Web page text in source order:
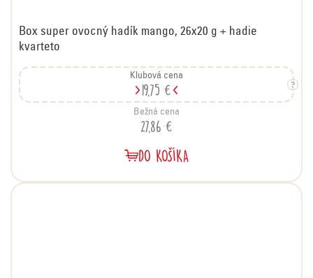
Box super ovocný hadík mango, 26x20 g + hadie
kvarteto
Klubová cena
19,75 €
Bežná cena
27,86 €
DO KOŠÍKA